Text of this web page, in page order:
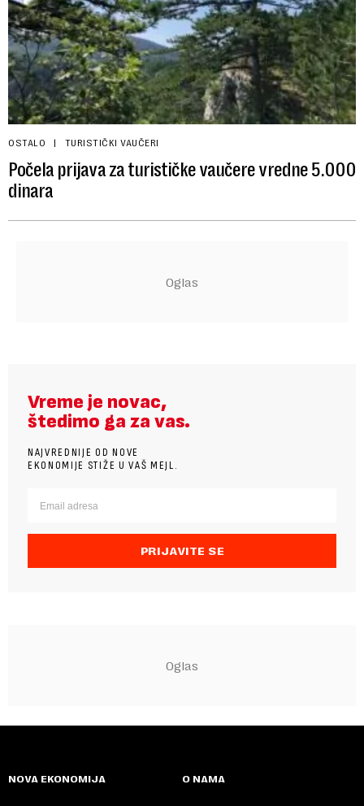
OSTALO TURISTIČKI VAUČERI
Počela prijava za turističke vaučere vredne 5.000
dinara
Vreme je novac,
štedimo ga za vas.
NAJVREDNIJE OD NOVE
EKONOMIJE STIŽE U VAŠ MEJL.
PRIJAVITE SE
NOVA EKONOMIJA O NAMA